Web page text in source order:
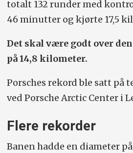
totalt 132 runder med
46 minutter og kjørte 17,5
Det skal være godt over
på 14,8 kilometer.
Porsches rekord ble satt på
ved Porsche Arctic Center i
Flere rekorder
Banen hadde en diameter